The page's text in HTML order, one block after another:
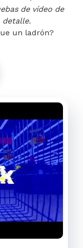
de vídeo de
detalle.
un ladrón?